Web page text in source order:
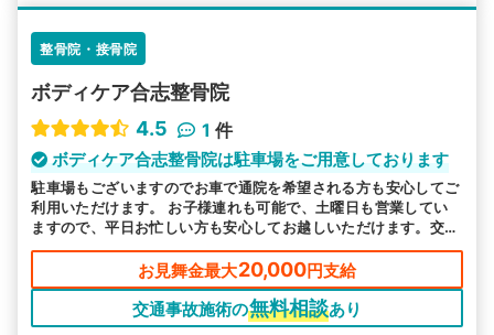
整骨院・接骨院
ボディケア合志整骨院
4.5
1 件
ボディケア合志整骨院は駐車場をご用意しております
駐車場もございますのでお車で通院を希望される方も安心してご
利用いただけます。 お子様連れも可能で、土曜日も営業してい
ますので、平日お忙しい方も安心してお越しいただけます。交通
事故施術はお任せください。
お見舞金最大20,000円支給
交通事故施術の無料相談あり